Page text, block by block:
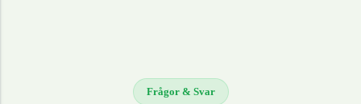
Frågor & Svar